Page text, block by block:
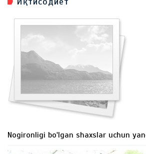
Nogironligi bo'lgan shaxslar uchun